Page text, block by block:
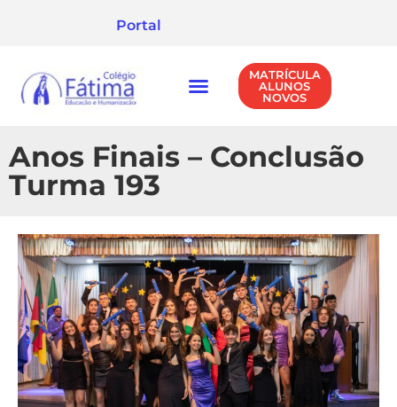
Portal
MATRÍCULA
ALUNOS
NOVOS
Anos Finais – Conclusão
Turma 193